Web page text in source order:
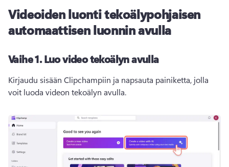
Videoiden luonti tekoälypohjaisen
automaattisen luonnin avulla
Vaihe 1.Luo video tekoälyn avulla
Kirjaudu sisään Clipchampiin ja napsauta painiketta, jolla
voit luoda videon tekoälyn avulla.